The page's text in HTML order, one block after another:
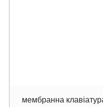
мембранна